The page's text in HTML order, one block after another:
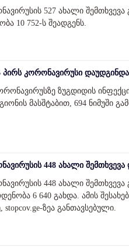
527 ახალი
10 752-ს შეადგენს.
პირს კორონავირუსი დაუდგინდა
ზუგდიდის
მასშტაბით, 694 ნიმუში
448 ახალი
448 ახალი შემთხვევა
6 640 გახდა. ამის
ზეა განთავსებული.